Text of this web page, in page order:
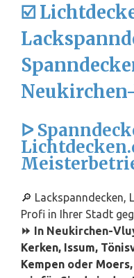
☑️
ᐅ
🔎 Lackspanndecken,
Profi in Ihrer Stadt
⏩ In Neukirchen-
Kerken, Issum,
Kempen oder Moers